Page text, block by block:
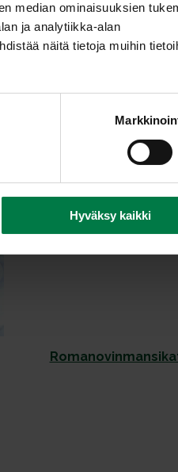
median ominaisuuksien
ja analytiikka-alan
näitä tietoja muihin
Hyväksy kaikki
Kasvis dippi
Mustah viikuna